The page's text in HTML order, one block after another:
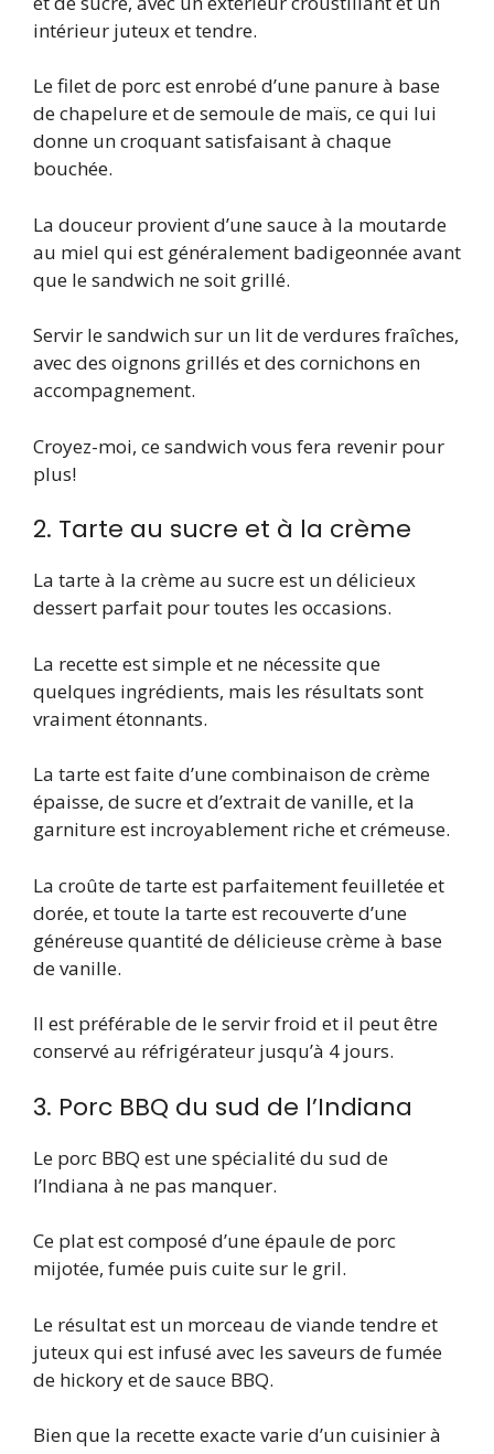
intérieur juteux et tendre.
Le filet de porc est enrobé d’une panure à base
de chapelure et de semoule de maïs, ce qui lui
donne un croquant satisfaisant à chaque
bouchée.
La douceur provient d’une sauce à la moutarde
au miel qui est généralement badigeonnée avant
que le sandwich ne soit grillé.
Servir le sandwich sur un lit de verdures fraîches,
avec des oignons grillés et des cornichons en
accompagnement.
Croyez-moi, ce sandwich vous fera revenir pour
plus!
2. Tarte au sucre et à la crème
La tarte à la crème au sucre est un délicieux
dessert parfait pour toutes les occasions.
La recette est simple et ne nécessite que
quelques ingrédients, mais les résultats sont
vraiment étonnants.
La tarte est faite d’une combinaison de crème
épaisse, de sucre et d’extrait de vanille, et la
garniture est incroyablement riche et crémeuse.
La croûte de tarte est parfaitement feuilletée et
dorée, et toute la tarte est recouverte d’une
généreuse quantité de délicieuse crème à base
de vanille.
Il est préférable de le servir froid et il peut être
conservé au réfrigérateur jusqu’à 4 jours.
3. Porc BBQ du sud de l’Indiana
Le porc BBQ est une spécialité du sud de
l’Indiana à ne pas manquer.
Ce plat est composé d’une épaule de porc
mijotée, fumée puis cuite sur le gril.
Le résultat est un morceau de viande tendre et
juteux qui est infusé avec les saveurs de fumée
de hickory et de sauce BBQ.
Bien que la recette exacte varie d’un cuisinier à